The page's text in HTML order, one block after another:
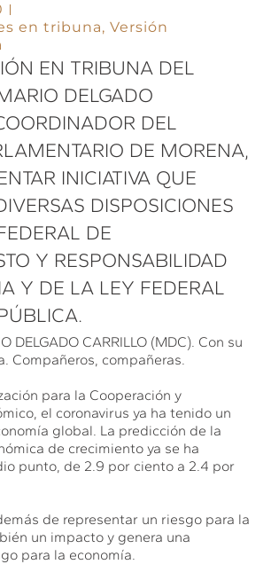
en tribuna,Versión
EN TRIBUNA DEL
DELGADO
DEL
DE MORENA,
INICIATIVA QUE
DISPOSICIONES
DE
Y RESPONSABILIDAD
Y DE LA LEY FEDERAL
DELGADO CARRILLO (MDC). Con su
Compañeros, compañeras.
para la Cooperación y
el coronavirus ya ha tenido un
global. La predicción de la
de crecimiento ya se ha
punto, de 2.9 por ciento a 2.4 por
de representar un riesgo para la
un impacto y genera una
para la economía.